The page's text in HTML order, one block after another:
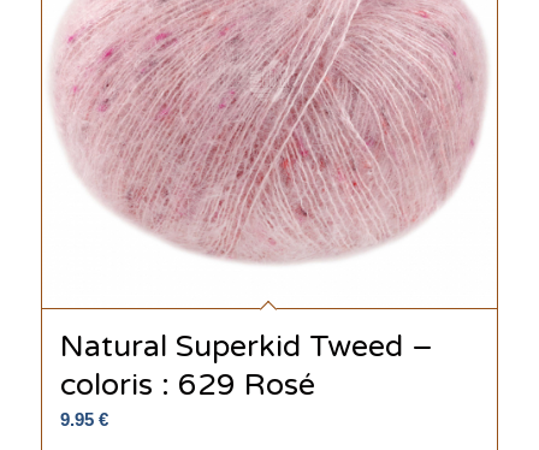
Natural Superkid Tweed –
coloris : 629 Rosé
9.95 €